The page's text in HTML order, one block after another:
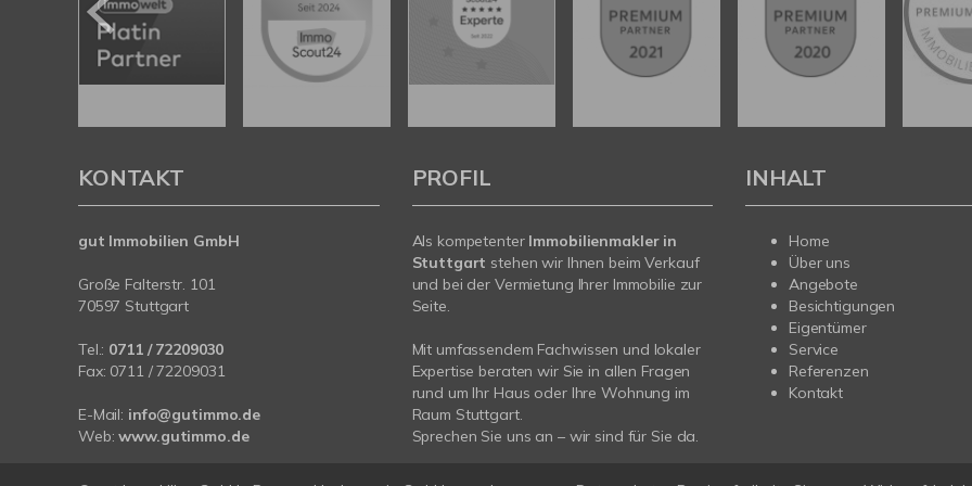
KONTAKT
gut Immobilien GmbH
Große Falterstr. 101
70597 Stuttgart
Tel.: 0711 / 72209030
Fax: 0711 / 72209031
E-Mail: info@gutimmo.de
Web:www.gutimmo.de
PROFIL
Als kompetenter Immobilienmakler in
Stuttgart stehen wir Ihnen beim Verkauf
und bei der Vermietung Ihrer Immobilie zur
Seite.
Mit umfassendem Fachwissen und lokaler
Expertise beraten wir Sie in allen Fragen
rund um Ihr Haus oder Ihre Wohnung im
Raum Stuttgart.
Sprechen Sie uns an – wir sind für Sie da.
INHALT
Home
Über uns
Angebote
Besichtigungen
Eigentümer
Service
Referenzen
Kontakt